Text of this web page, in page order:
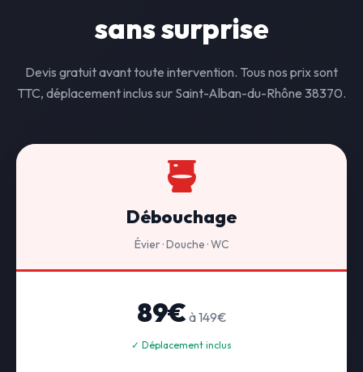
sans surprise
Devis gratuit avant toute intervention. Tous nos prix sont
TTC, déplacement inclus sur Saint-Alban-du-Rhône 38370.
Débouchage
Évier · Douche · WC
89€ à 149€
✓ Déplacement inclus